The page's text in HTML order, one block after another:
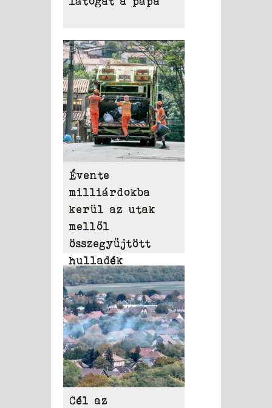
Évente
milliárdokba
kerül az utak
mellől
összegyűjtött
hulladék
eltakarítása
Cél az